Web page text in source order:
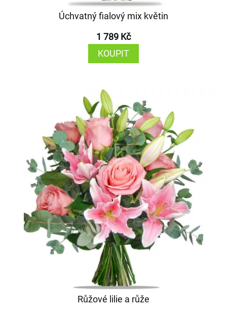
Úchvatný fialový mix květin
1 789 Kč
KOUPIT
Růžové lilie a růže